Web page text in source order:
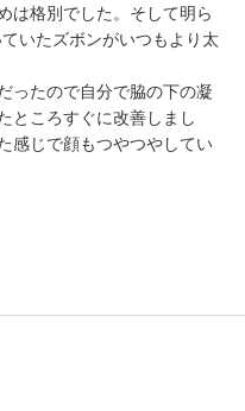
は格別でした。そして明ら
いたズボンがいつもより太
ったので自分で脇の下の凝
ところすぐに改善しまし
感じで顔もつやつやしてい